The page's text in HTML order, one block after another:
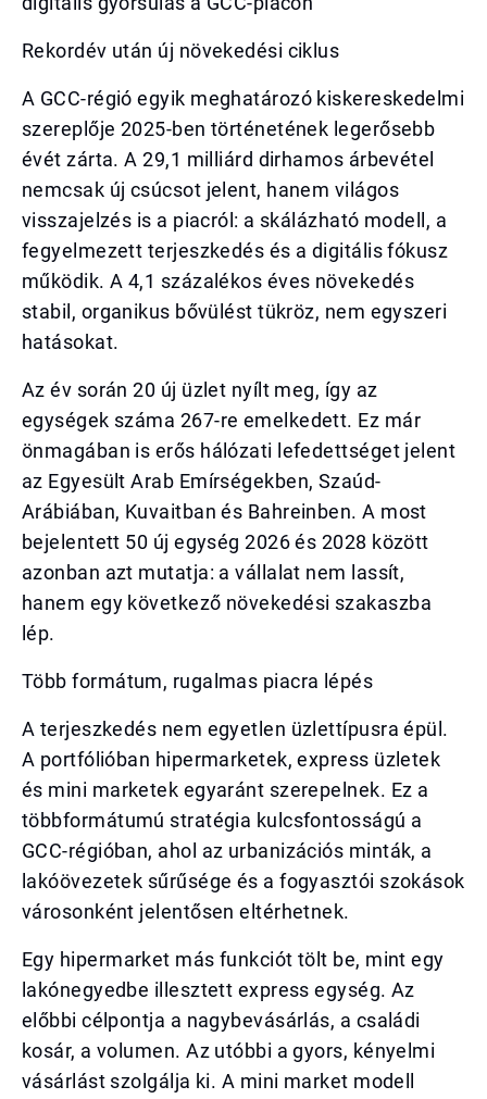
Rekordév után új növekedési ciklus
A GCC-régió egyik meghatározó kiskereskedelmi
szereplője 2025-ben történetének legerősebb
évét zárta. A 29,1 milliárd dirhamos árbevétel
nemcsak új csúcsot jelent, hanem világos
visszajelzés is a piacról: a skálázható modell, a
fegyelmezett terjeszkedés és a digitális fókusz
működik. A 4,1 százalékos éves növekedés
stabil, organikus bővülést tükröz, nem egyszeri
hatásokat.
Az év során 20 új üzlet nyílt meg, így az
egységek száma 267-re emelkedett. Ez már
önmagában is erős hálózati lefedettséget jelent
az Egyesült Arab Emírségekben, Szaúd-
Arábiában, Kuvaitban és Bahreinben. A most
bejelentett 50 új egység 2026 és 2028 között
azonban azt mutatja: a vállalat nem lassít,
hanem egy következő növekedési szakaszba
lép.
Több formátum, rugalmas piacra lépés
A terjeszkedés nem egyetlen üzlettípusra épül.
A portfólióban hipermarketek, express üzletek
és mini marketek egyaránt szerepelnek. Ez a
többformátumú stratégia kulcsfontosságú a
GCC-régióban, ahol az urbanizációs minták, a
lakóövezetek sűrűsége és a fogyasztói szokások
városonként jelentősen eltérhetnek.
Egy hipermarket más funkciót tölt be, mint egy
lakónegyedbe illesztett express egység. Az
előbbi célpontja a nagybevásárlás, a családi
kosár, a volumen. Az utóbbi a gyors, kényelmi
vásárlást szolgálja ki. A mini market modell